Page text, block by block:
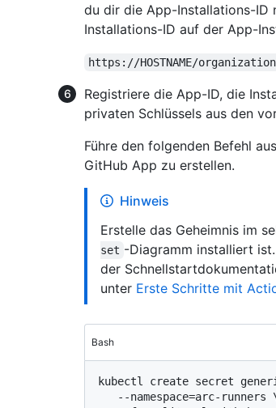
du dir die App-Installations-ID
Installations-ID auf der App-
https://HOSTNAME/
Registriere die App-ID, die
privaten Schlüssels aus den
Führe den folgenden Befehl
GitHub App zu erstellen.
Hinweis
Erstelle das Geheimnis im
set -Diagramm installiert
der
unter Erste Schritte mit
Bash
kubectl create secret